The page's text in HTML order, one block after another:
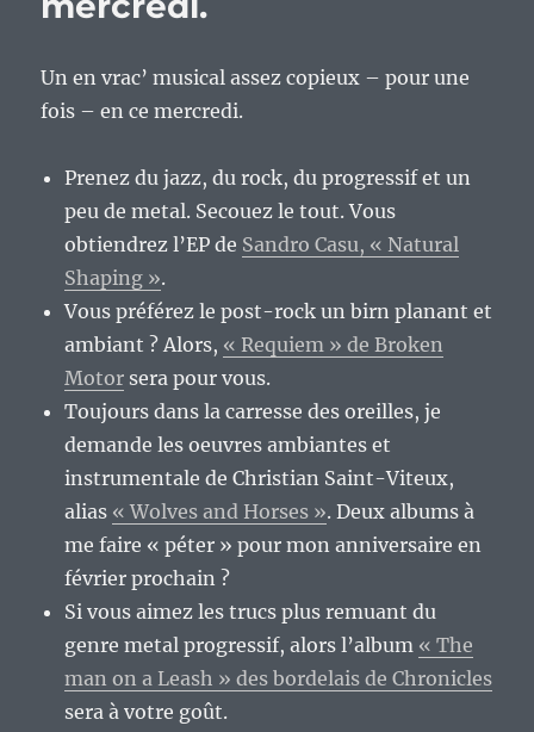
Un en vrac’ musical assez copieux – pour une
fois – en ce mercredi.
Prenez du jazz, du rock, du progressif et un
peu de metal. Secouez le tout. Vous
obtiendrez l’EP de Sandro Casu, « Natural
Shaping ».
Vous préférez le post-rock un birn planant et
ambiant ? Alors, « Requiem » de Broken
Motor sera pour vous.
Toujours dans la carresse des oreilles, je
demande les oeuvres ambiantes et
instrumentale de Christian Saint-Viteux,
alias « Wolves and Horses ». Deux albums à
me faire « péter » pour mon anniversaire en
février prochain ?
Si vous aimez les trucs plus remuant du
genre metal progressif, alors l’album « The
man on a Leash » des bordelais de Chronicles
sera à votre goût.